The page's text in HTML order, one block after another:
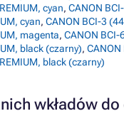
cyan, CANON
cyan, CANON BCI-3
magenta, CANON
black (czarny),
black (czarny)
wkładów